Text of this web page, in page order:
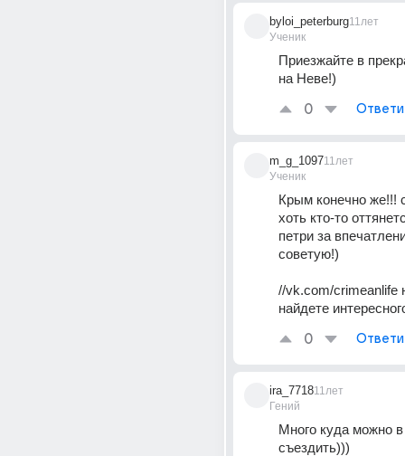
byloi_peterburg
Ученик
11лет
Приезжайте в
на Неве!)
0
m_g_1097
Ученик
11лет
Крым конечно же!!!
хоть кто-то
петри за
советую!)
//vk.com/crimeanlife
найдете
0
ira_7718
Гений
11лет
Много куда можно
съездить)))